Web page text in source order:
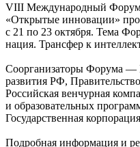
VIII Международный Форум
«Открытые инновации»
с 21 по 23 октября. Тема
нация. Трансфер к
Соорганизаторы Форума —
развития РФ,
Российская венчурная
и образовательных
Государственная
Подробная информация и